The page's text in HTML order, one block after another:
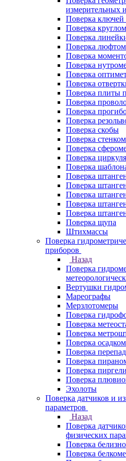
измерительных
Поверка
Поверка
Поверка
Поверка
Поверка
Поверка
Поверка
Поверка
Поверка плиты
Поверка
Поверка
Поверка
Поверка скобы
Поверка
Поверка
Поверка циркуля
Поверка
Поверка
Поверка
Поверка
Поверка
Поверка
Поверка щупа
Штихмассы
Поверка
приборов
Назад
Поверка
Вертушки
Мареографы
Мерзлотомеры
Поверка
Поверка
Поверка
Поверка
Поверка
Поверка
Поверка
Поверка
Эхолоты
Поверка датчиков и
параметров
Назад
Поверка
физических
Поверка
Поверка